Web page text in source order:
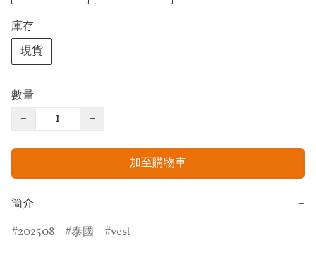
庫存
現貨
數量
−
+
加至購物車
簡介
−
202508
泰國 vest